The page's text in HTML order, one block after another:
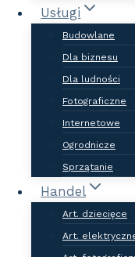
Usługi
Budowlane
Dla biznesu
Dla ludności
Fotograficzne
Internetowe
Ogrodnicze
Sprzątanie
Handel
Art. dziecięce
Art.
ważne dla
Dołącz
już dziś
naszej